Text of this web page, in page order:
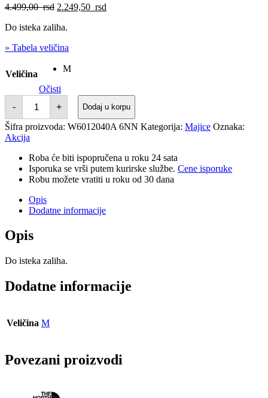
4.499,00rsd Originalna
je
4.499,00
2.249,50 rsd
Do isteka zaliha.
» Tabela veličina
Veličina
M
Očisti
-
SUPERDRY
MAJICA
SPORT
LUXE
količina
+ Dodaj u korpu
Šifra proizvoda: W6012040A 6NN Kategorija: Majice Oznaka:
Akcija
Roba će biti ispopručena u roku 24 sata
Isporuka se vrši putem kurirske službe. Cene isporuke
Robu možete vratiti u roku od 30 dana
Opis
Dodatne informacije
Opis
Do isteka zaliha.
Dodatne informacije
Veličina M
Povezani proizvodi